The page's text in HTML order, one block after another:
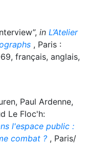
in L’Atelier
, Paris :
français, anglais,
Paul Ardenne,
Le Floc'h:
l'espace public :
combat ? , Paris/